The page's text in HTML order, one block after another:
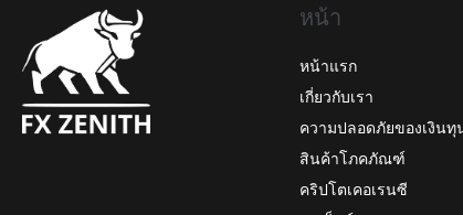
หน้า
หน้าแรก
เกี่ยวกับเรา
ความปลอดภัยของเงินทุ
สินค้าโภคภัณฑ์
คริปโตเคอเรนซี